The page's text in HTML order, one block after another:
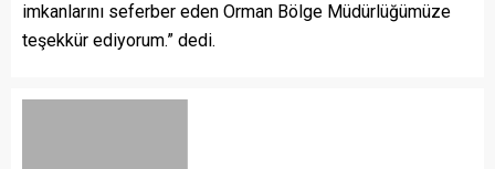
imkanlarını seferber eden Orman Bölge Müdürlüğümüze
teşekkür ediyorum.” dedi.